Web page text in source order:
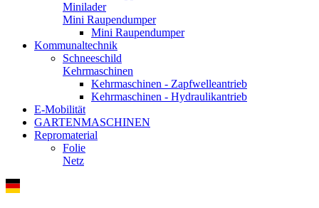
Minilader
Mini Raupendumper
Mini Raupendumper
Kommunaltechnik
Schneeschild
Kehrmaschinen
Kehrmaschinen - Zapfwelleantrieb
Kehrmaschinen - Hydraulikantrieb
E-Mobilität
GARTENMASCHINEN
Repromaterial
Folie
Netz